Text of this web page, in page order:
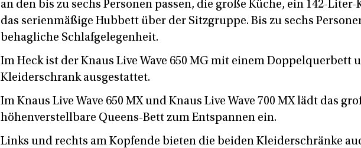
an den bis zu sechs Personen passen, die große Küche, ein 142-
das serienmäßige Hubbett über der Sitzgruppe. Bis zu sechs
behagliche Schlafgelegenheit.
Im Heck ist der Knaus Live Wave 650 MG mit einem Doppelquerbett
Kleiderschrank ausgestattet.
Im Knaus Live Wave 650 MX und Knaus Live Wave 700 MX lädt das
höhenverstellbare Queens-Bett zum Entspannen ein.
Links und rechts am Kopfende bieten die beiden Kleiderschränke